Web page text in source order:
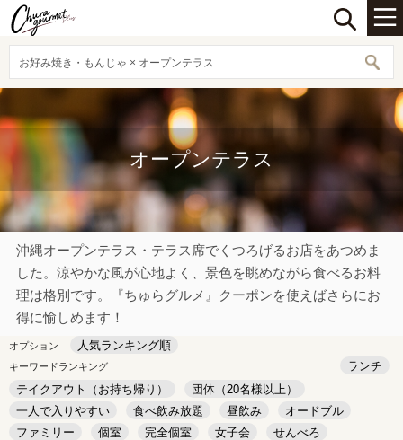
お好み焼き・もんじゃ × オープンテラス
オープンテラス
沖縄オープンテラス・テラス席でくつろげるお店をあつめま
した。涼やかな風が心地よく、景色を眺めながら食べるお料
理は格別です。『ちゅらグルメ』クーポンを使えばさらにお
得に愉しめます！
オプション 人気ランキング順
キーワードランキング
ランチ
テイクアウト（お持ち帰り）
団体（20名様以上）
一人で入りやすい
食べ飲み放題 昼飲み
オードブル
ファミリー
個室 完全個室 女子会
せんべろ